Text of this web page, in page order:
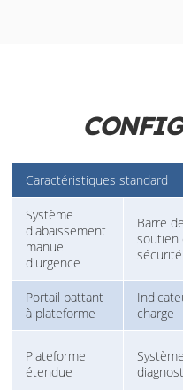
Caractéristiques standard
Système
d'abaissement
manuel
d'urgence
Barre de
soutien
sécurité
Portail battant
à plateforme
charge
Plateforme
étendue